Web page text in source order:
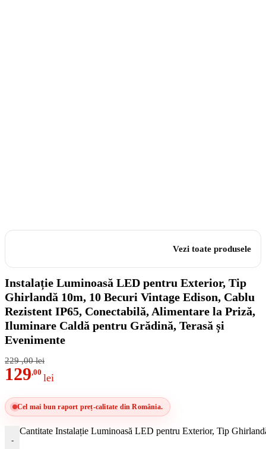
Vezi toate produsele
Instalație Luminoasă LED pentru Exterior, Tip
Ghirlandă 10m, 10 Becuri Vintage Edison, Cablu
Rezistent IP65, Conectabilă, Alimentare la Priză,
Iluminare Caldă pentru Grădină, Terasă și
Evenimente
229 ,00 lei
129,00 lei
Cel mai bun raport preț-calitate din România.
-
Cantitate Instalație Luminoasă LED pentru Exterior, Tip